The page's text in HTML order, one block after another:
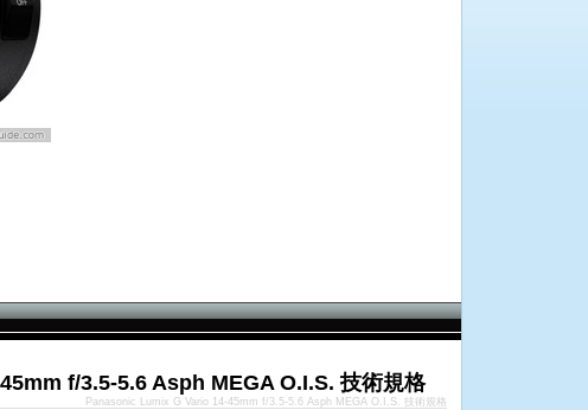
f/3.5-5.6 Asph MEGA O.I.S. 技術規格
Panasonic Lumix G Vario 14-45mm f/3.5-5.6 Asph MEGA O.I.S. 技術規格